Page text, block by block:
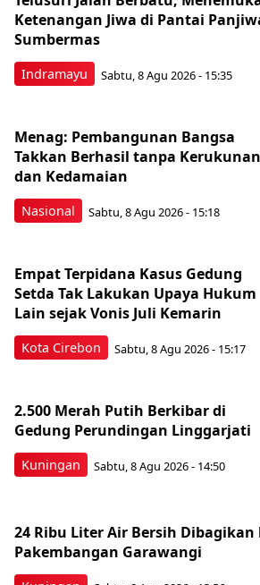
Indramayu
Ketenangan Jiwa di Pantai
Sumbermas
Sabtu, 8 Agu 2026 - 15:35
Nasional
Menag: Pembangunan Bangsa
Takkan Berhasil tanpa Kerukunan
dan Kedamaian
Sabtu, 8 Agu 2026 - 15:18
Kota Cirebon
Empat Terpidana Kasus Gedung
Setda Tak Lakukan Upaya Hukum
Lain sejak Vonis Juli Kemarin
Sabtu, 8 Agu 2026 - 15:17
Kuningan
2.500 Merah Putih Berkibar di
Gedung Perundingan Linggarjati
Sabtu, 8 Agu 2026 - 14:50
24 Ribu Liter Air Bersih Dibagikan
Pakembangan Garawangi